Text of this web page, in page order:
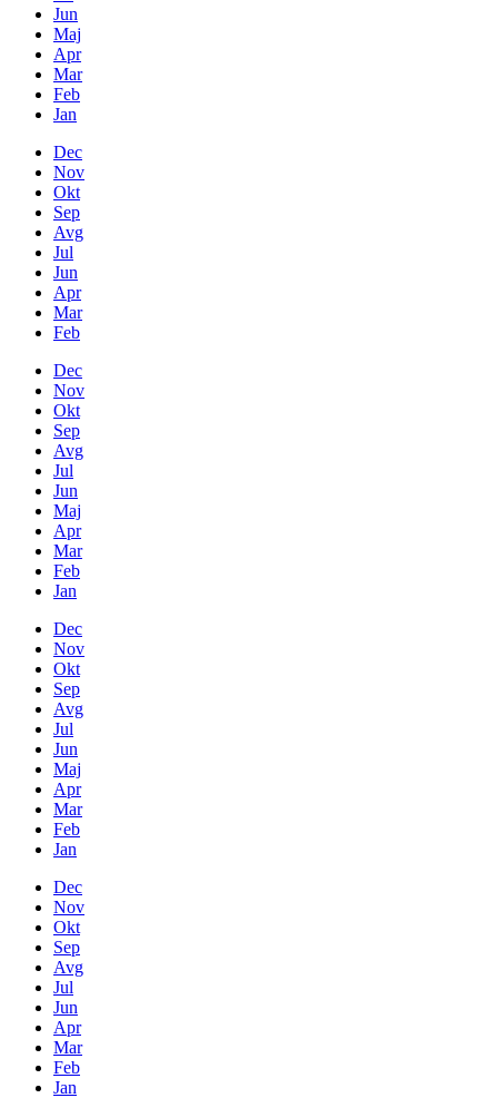
Jun
Maj
Apr
Mar
Feb
Jan
Dec
Nov
Okt
Sep
Avg
Jul
Jun
Apr
Mar
Feb
Dec
Nov
Okt
Sep
Avg
Jul
Jun
Maj
Apr
Mar
Feb
Jan
Dec
Nov
Okt
Sep
Avg
Jul
Jun
Maj
Apr
Mar
Feb
Jan
Dec
Nov
Okt
Sep
Avg
Jul
Jun
Apr
Mar
Feb
Jan